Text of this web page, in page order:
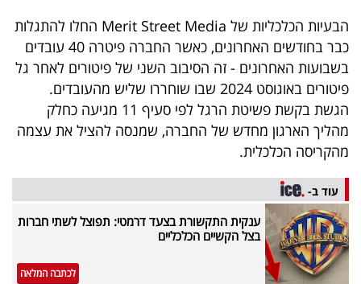
שיתופי
פעולה
דרושים
ניוזלטרים
מייל
אדום
הבעיות הכלכליות של Merit Street Media החלו להתגלות
כבר בחודשים האחרונים, כאשר החברה פיטרה 40 עובדים
בשבועות האחרונים - זה הסיבוב השני של פיטורים לאחר גל
פיטורים באוגוסט 2024 שבו שוחררו שליש מהעובדים.
הגשת בקשת פשיטת הרגל לפי סעיף 11 מגיעה כחלק
מהליך הארגון מחדש של החברה, שמנסה להציל את עצמה
מהקריסה הכלכלית.
עוד ב-
ענקית התקשורת בצעד דרמטי: תפוצל לשתי חברות
בצל הקשיים הכלכליים
לכתבה המלאה